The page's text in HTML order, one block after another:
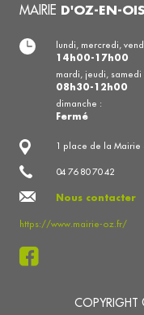
MAIRIE D'OZ-EN-
1 place de la Mairie
04 76 80 70 42
Nous contacter
https://www.mairie-oz.fr/
lundi, mercredi,
14h00-17h00
mardi, jeudi, samedi
08h30-12h00
dimanche :
Fermé